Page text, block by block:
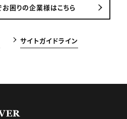
お困りの企業様はこちら
サイトガイドライン